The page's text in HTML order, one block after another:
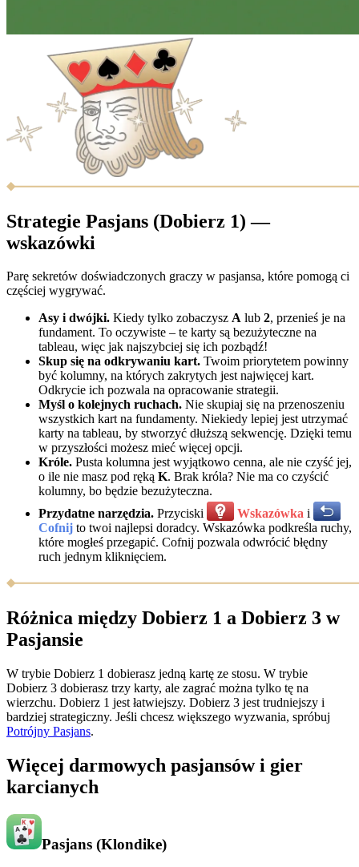
Strategie Pasjans (Dobierz 1) —
wskazówki
Parę sekretów doświadczonych graczy w pasjansa, które pomogą ci
częściej wygrywać.
Asy i dwójki. Kiedy tylko zobaczysz A lub 2, przenieś je na
fundament. To oczywiste – te karty są bezużyteczne na
tableau, więc jak najszybciej się ich pozbądź!
Skup się na odkrywaniu kart. Twoim priorytetem powinny
być kolumny, na których zakrytych jest najwięcej kart.
Odkrycie ich pozwala na opracowanie strategii.
Myśl o kolejnych ruchach. Nie skupiaj się na przenoszeniu
wszystkich kart na fundamenty. Niekiedy lepiej jest utrzymać
karty na tableau, by stworzyć dłuższą sekwencję. Dzięki temu
w przyszłości możesz mieć więcej opcji.
Króle. Pusta kolumna jest wyjątkowo cenna, ale nie czyść jej,
o ile nie masz pod ręką K. Brak króla? Nie ma co czyścić
kolumny, bo będzie bezużyteczna.
Przydatne narzędzia. Przyciski Wskazówka i
Cofnij to twoi najlepsi doradcy. Wskazówka podkreśla ruchy,
które mogłeś przegapić. Cofnij pozwala odwrócić błędny
ruch jednym kliknięciem.
Różnica między Dobierz 1 a Dobierz 3 w
Pasjansie
W trybie Dobierz 1 dobierasz jedną kartę ze stosu. W trybie
Dobierz 3 dobierasz trzy karty, ale zagrać można tylko tę na
wierzchu. Dobierz 1 jest łatwiejszy. Dobierz 3 jest trudniejszy i
bardziej strategiczny. Jeśli chcesz większego wyzwania, spróbuj
Potrójny Pasjans.
Więcej darmowych pasjansów i gier
karcianych
Pasjans (Klondike)